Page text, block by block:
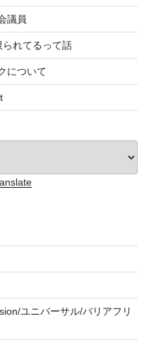
議員
れてるって話
について
ユニバーサル/バリアフリ